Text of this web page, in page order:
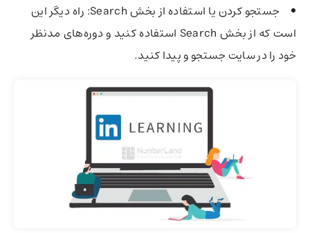
جستجو کردن یا استفاده از بخش Search: راه دیگر این
است که از بخش Search استفاده کنید و دوره‌های مدنظر
خود را در سایت جستجو و پیدا کنید.